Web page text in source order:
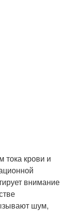
тока крови и
внимание
шум,